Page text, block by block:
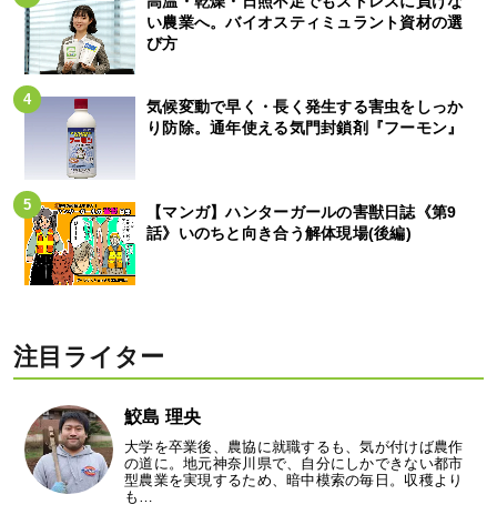
い農業へ。バイオスティミュラント資材の選
び方
気候変動で早く・長く発生する害虫をしっか
り防除。通年使える気門封鎖剤『フーモン』
【マンガ】ハンターガールの害獣日誌《第9
話》いのちと向き合う解体現場(後編)
注目ライター
鮫島 理央
大学を卒業後、農協に就職するも、気が付けば農作
の道に。地元神奈川県で、自分にしかできない都市
型農業を実現するため、暗中模索の毎日。収穫より
も…